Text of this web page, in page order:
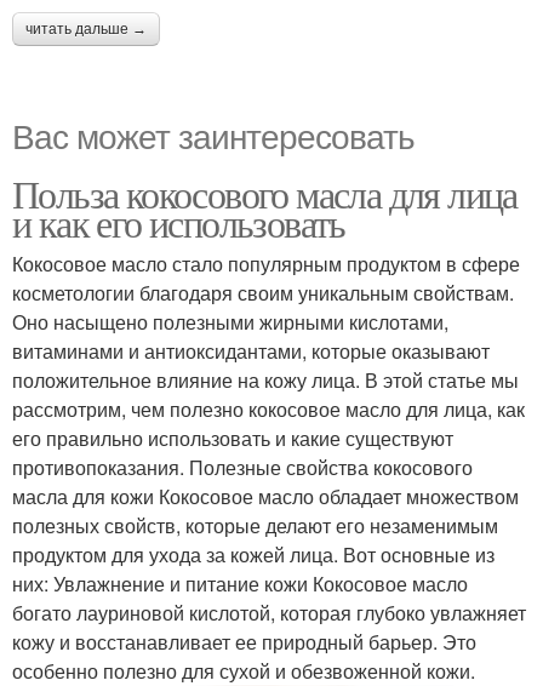
читать дальше →
Вас может заинтересовать
Польза кокосового масла для лица
и как его использовать
Кокосовое масло стало популярным продуктом в сфере
косметологии благодаря своим уникальным свойствам.
Оно насыщено полезными жирными кислотами,
витаминами и антиоксидантами, которые оказывают
положительное влияние на кожу лица. В этой статье мы
рассмотрим, чем полезно кокосовое масло для лица, как
его правильно использовать и какие существуют
противопоказания. Полезные свойства кокосового
масла для кожи Кокосовое масло обладает множеством
полезных свойств, которые делают его незаменимым
продуктом для ухода за кожей лица. Вот основные из
них: Увлажнение и питание кожи Кокосовое масло
богато лауриновой кислотой, которая глубоко увлажняет
кожу и восстанавливает ее природный барьер. Это
особенно полезно для сухой и обезвоженной кожи.